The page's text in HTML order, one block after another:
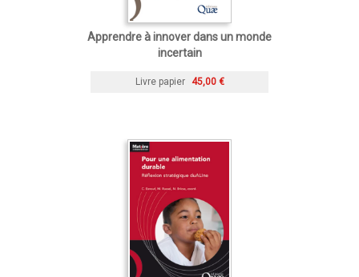
Apprendre à innover dans un monde
incertain
Livre papier 45,00 €